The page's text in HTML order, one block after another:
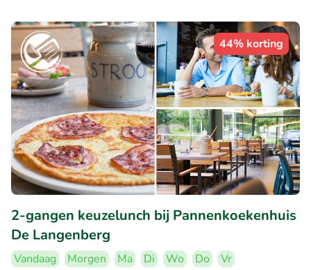
44% korting
2-gangen keuzelunch bij Pannenkoekenhuis
De Langenberg
Vandaag Morgen Ma Di Wo Do
Vr